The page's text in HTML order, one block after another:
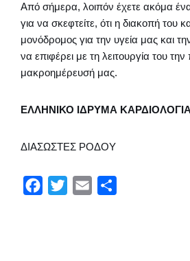
Από σήμερα, λοιπόν έχετε ακόμα
για να σκεφτείτε, ότι η διακοπή του
μονόδρομος για την υγεία μας και
να επιφέρει με τη λειτουργία του την
μακροημέρευσή μας.
ΕΛΛΗΝΙΚΟ ΙΔΡΥΜΑ
ΔΙΑΣΩΣΤΕΣ ΡΟΔΟΥ